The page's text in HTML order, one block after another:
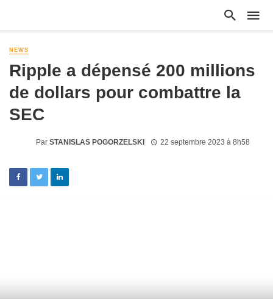
NEWS
Ripple a dépensé 200 millions
de dollars pour combattre la
SEC
Par STANISLAS POGORZELSKI 22 septembre 2023 à 8h58